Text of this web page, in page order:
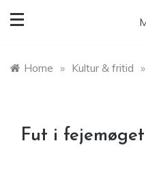
Home » Kultur & fritid »
Fut i